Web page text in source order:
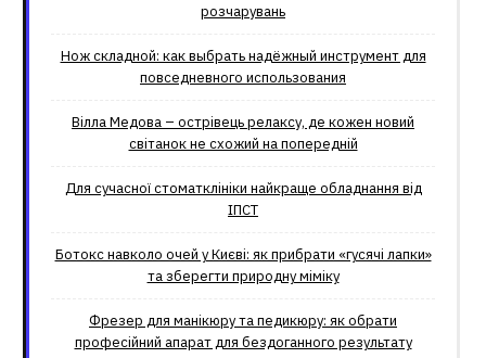
розчарувань
Нож складной: как выбрать надёжный инструмент для
повседневного использования
Вілла Медова – острівець релаксу, де кожен новий
світанок не схожий на попередній
Для сучасної стоматклініки найкраще обладнання від
ІПСТ
Ботокс навколо очей у Києві: як прибрати «гусячі лапки»
та зберегти природну міміку
Фрезер для манікюру та педикюру: як обрати
професійний апарат для бездоганного результату